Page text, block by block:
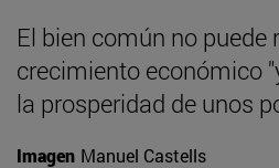
El bien común no puede
crecimiento económico
la prosperidad de unos
Imagen Manuel Castells